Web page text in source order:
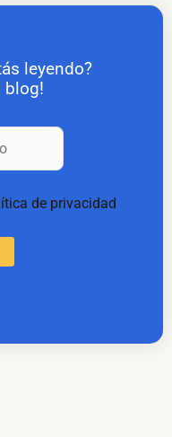
leyendo?
blog!
de privacidad